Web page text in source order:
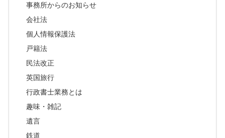
事務所からのお知らせ
会社法
個人情報保護法
戸籍法
民法改正
英国旅行
行政書士業務とは
趣味・雑記
遺言
鉄道